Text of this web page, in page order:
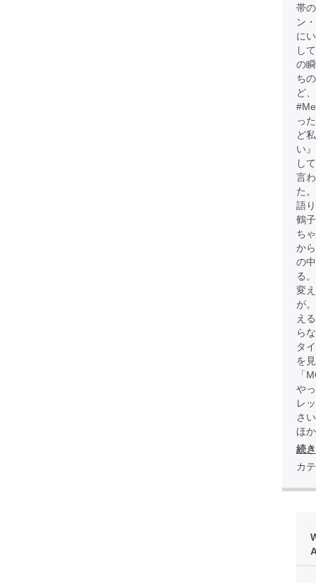
帯
ン
に
し
の
ち
ど
っ
ど
い
し
言
た
語
鶴
ち
か
の
る
変
が
え
ら
タ
を
「
や
レ
さ
ほ
続
カ